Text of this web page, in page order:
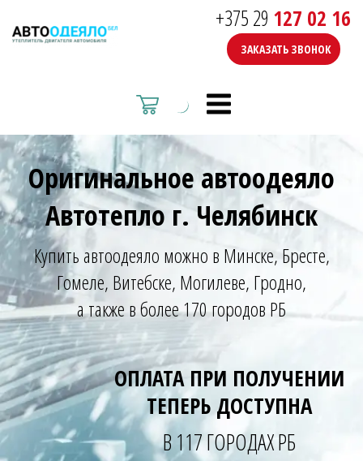
+375 29 127 02 16
ЗАКАЗАТЬ ЗВОНОК
Оригинальное автоодеяло
Автотепло г. Челябинск
Купить автоодеяло можно в Минске, Бресте,
Гомеле, Витебске, Могилеве, Гродно,
а также в более 170 городов РБ
ОПЛАТА ПРИ ПОЛУЧЕНИИ
ТЕПЕРЬ ДОСТУПНА
В 117 ГОРОДАХ РБ